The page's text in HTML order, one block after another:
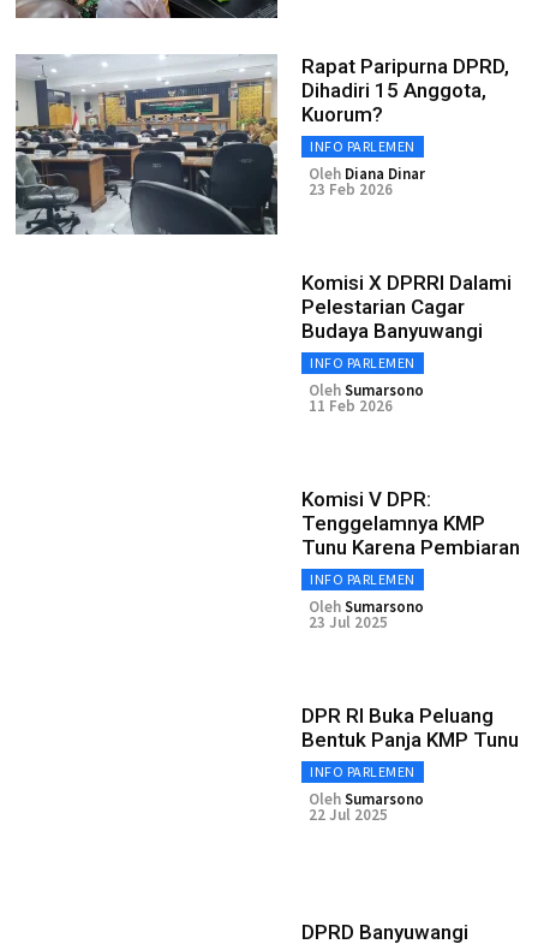
Rapat Paripurna DPRD,
Dihadiri 15 Anggota,
Kuorum?
INFO PARLEMEN
Oleh Diana Dinar
23 Feb 2026
Komisi X DPRRI Dalami
Pelestarian Cagar
Budaya Banyuwangi
INFO PARLEMEN
OlehSumarsono
11 Feb 2026
Komisi V DPR:
Tenggelamnya KMP
Tunu Karena Pembiaran
INFO PARLEMEN
OlehSumarsono
23 Jul 2025
DPR RI Buka Peluang
Bentuk Panja KMP Tunu
INFO PARLEMEN
OlehSumarsono
22 Jul 2025
DPRD Banyuwangi